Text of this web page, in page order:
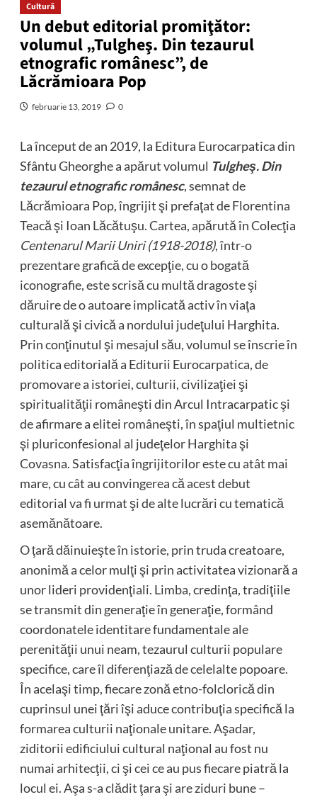
Cultură
Un debut editorial promiţător:
volumul „Tulgheş. Din tezaurul
etnografic românesc”, de
Lăcrămioara Pop
februarie 13, 2019 0
La început de an 2019, la Editura Eurocarpatica din
Sfântu Gheorghe a apărut volumul Tulgheş. Din
tezaurul etnografic românesc, semnat de
Lăcrămioara Pop, îngrijit şi prefaţat de Florentina
Teacă şi Ioan Lăcătuşu. Cartea, apărută în Colecţia
Centenarul Marii Uniri (1918-2018), într-o
prezentare grafică de excepţie, cu o bogată
iconografie, este scrisă cu multă dragoste şi
dăruire de o autoare implicată activ în viaţa
culturală şi civică a nordului judeţului Harghita.
Prin conţinutul şi mesajul său, volumul se înscrie în
politica editorială a Editurii Eurocarpatica, de
promovare a istoriei, culturii, civilizaţiei şi
spiritualităţii româneşti din Arcul Intracarpatic şi
de afirmare a elitei româneşti, în spaţiul multietnic
şi pluriconfesional al judeţelor Harghita şi
Covasna. Satisfacţia îngrijitorilor este cu atât mai
mare, cu cât au convingerea că acest debut
editorial va fi urmat şi de alte lucrări cu tematică
asemănătoare.
O ţară dăinuieşte în istorie, prin truda creatoare,
anonimă a celor mulţi şi prin activitatea vizionară a
unor lideri providenţiali. Limba, credinţa, tradiţiile
se transmit din generaţie în generaţie, formând
coordonatele identitare fundamentale ale
perenităţii unui neam, tezaurul culturii populare
specifice, care îl diferenţiază de celelalte popoare.
În acelaşi timp, fiecare zonă etno-folclorică din
cuprinsul unei ţări îşi aduce contribuţia specifică la
formarea culturii naţionale unitare. Aşadar,
ziditorii edificiului cultural naţional au fost nu
numai arhitecţii, ci şi cei ce au pus fiecare piatră la
locul ei. Aşa s-a clădit ţara şi are ziduri bune –